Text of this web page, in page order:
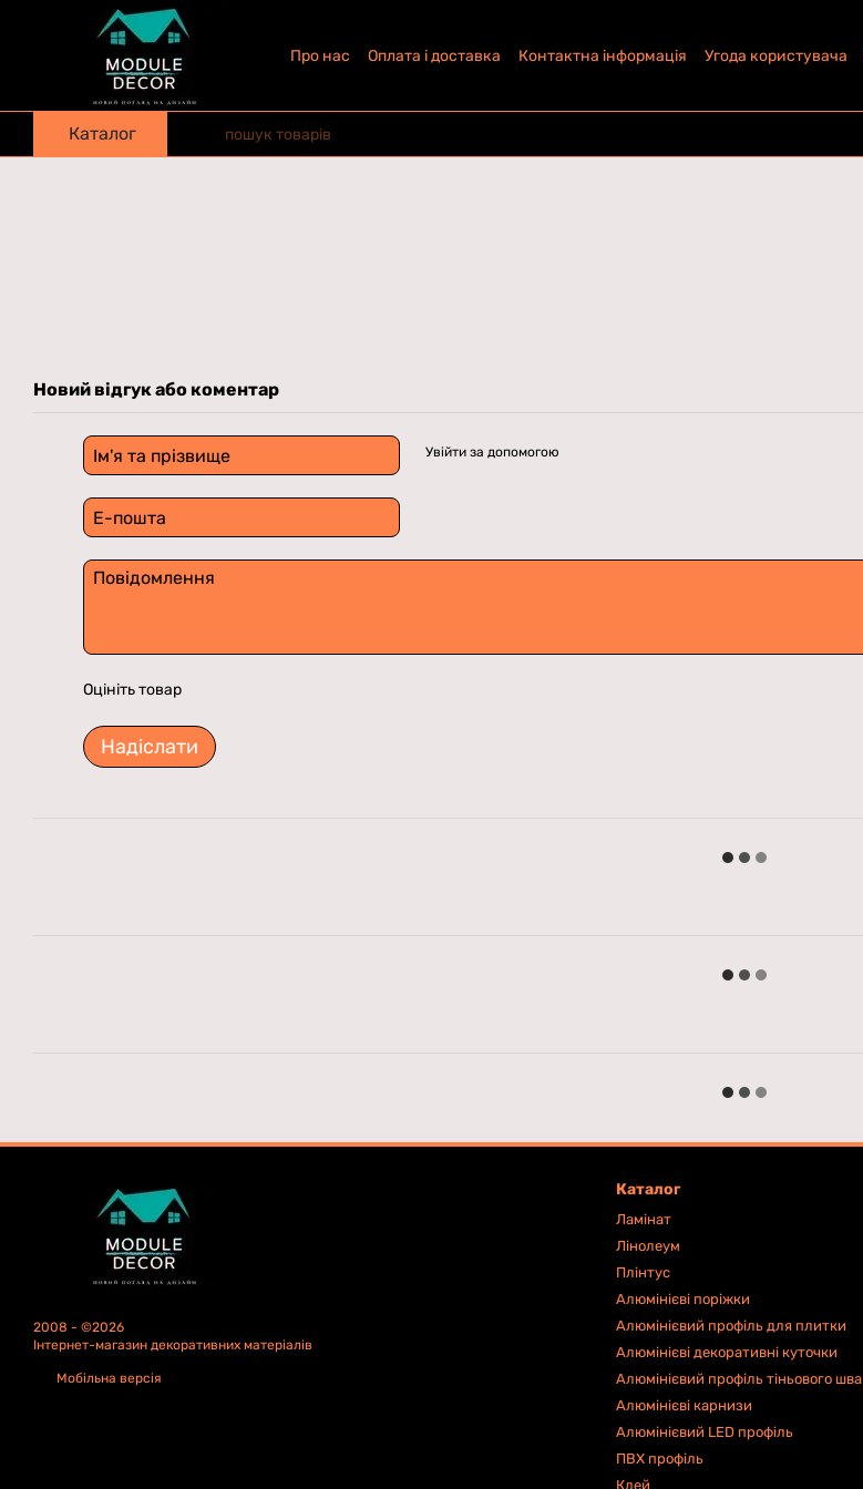
Перейти до основного контенту
Про нас Оплата і доставка Контактна інформація Угода користувача
Каталог
Новий відгук або коментар
Увійти за допомогою
Оцініть товар
Надіслати
2008 - ©2026
Інтернет-магазин декоративних матеріалів
Мобільна версія
Каталог
Ламінат
Лінолеум
Плінтус
Алюмінієві поріжки
Алюмінієвий профіль для плитки
Алюмінієві декоративні куточки
Алюмінієвий профіль тіньового шва
Алюмінієві карнизи
Алюмінієвий LED профіль
ПВХ профіль
Клей